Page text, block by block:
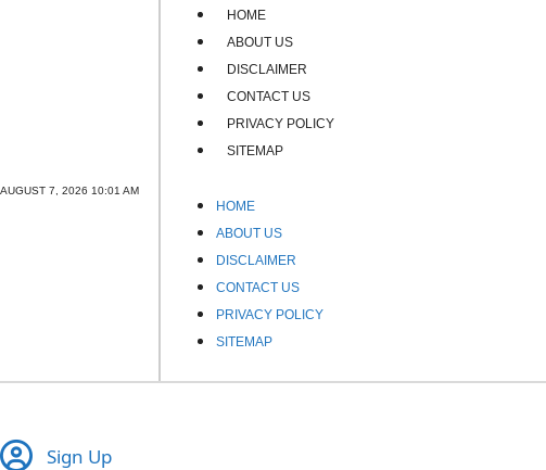
AUGUST 7, 2026 10:01 AM
HOME
ABOUT US
DISCLAIMER
CONTACT US
PRIVACY POLICY
SITEMAP
HOME
ABOUT US
DISCLAIMER
CONTACT US
PRIVACY POLICY
SITEMAP
Sign Up